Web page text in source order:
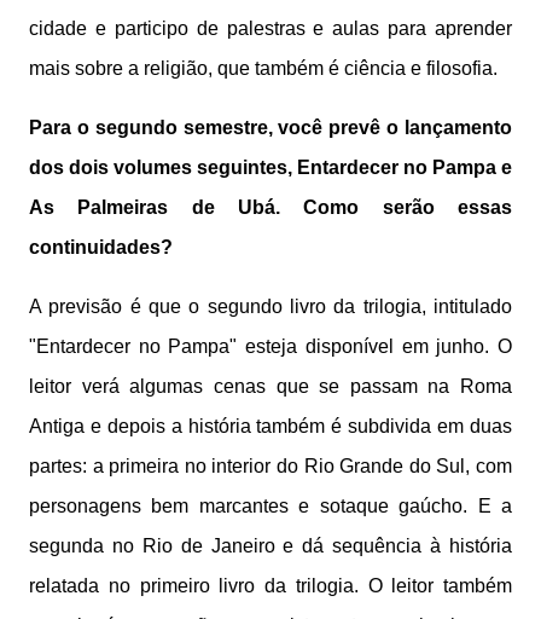
cidade e participo de palestras e aulas para aprender
mais sobre a religião, que também é ciência e filosofia.
Para o segundo semestre, você prevê o lançamento
dos dois volumes seguintes, Entardecer no Pampa e
As Palmeiras de Ubá. Como serão essas
continuidades?
A previsão é que o segundo livro da trilogia, intitulado
"Entardecer no Pampa" esteja disponível em junho. O
leitor verá algumas cenas que se passam na Roma
Antiga e depois a história também é subdivida em duas
partes: a primeira no interior do Rio Grande do Sul, com
personagens bem marcantes e sotaque gaúcho. E a
segunda no Rio de Janeiro e dá sequência à história
relatada no primeiro livro da trilogia. O leitor também